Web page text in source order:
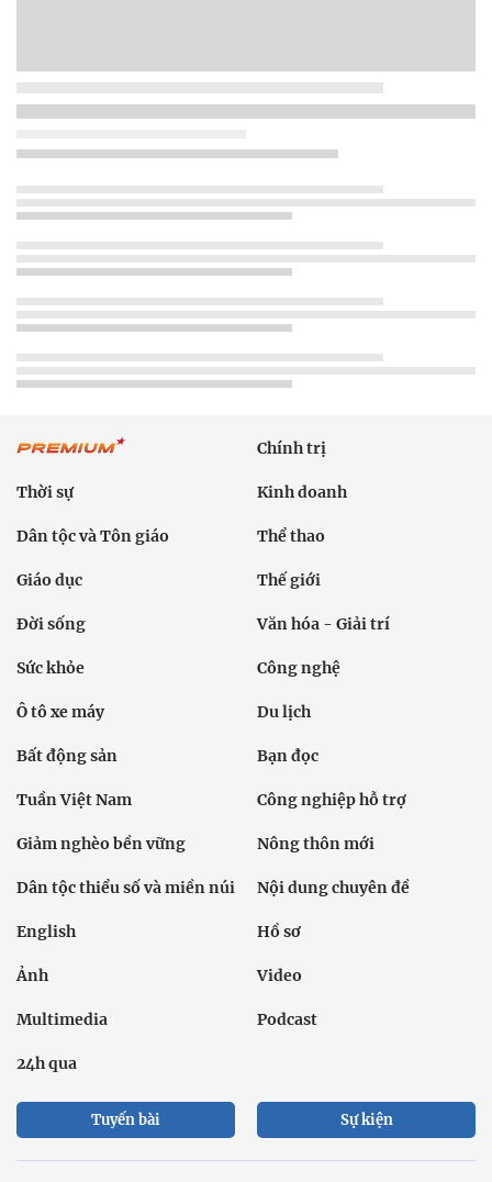
Chính trị
Thời sự Kinh doanh
Dân tộc và Tôn giáo Thể thao
Giáo dục Thế giới
Đời sống Văn hóa - Giải trí
Sức khỏe Công nghệ
Ô tô xe máy Du lịch
Bất động sản Bạn đọc
Tuần Việt Nam Công nghiệp hỗ trợ
Giảm nghèo bền vững Nông thôn mới
Dân tộc thiểu số và miền núi Nội dung chuyên đề
English Hồ sơ
Ảnh Video
Multimedia Podcast
24h qua
Tuyến bài Sự kiện